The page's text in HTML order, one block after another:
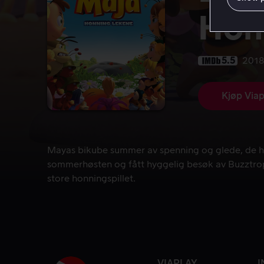
5.5 2018
Kjøp
Mayas bikube summer av spenning og glede,
Mayas bikube summer av spenning og glede, de
sommerhøsten og fått hyggelig besøk av
store honningspillet.